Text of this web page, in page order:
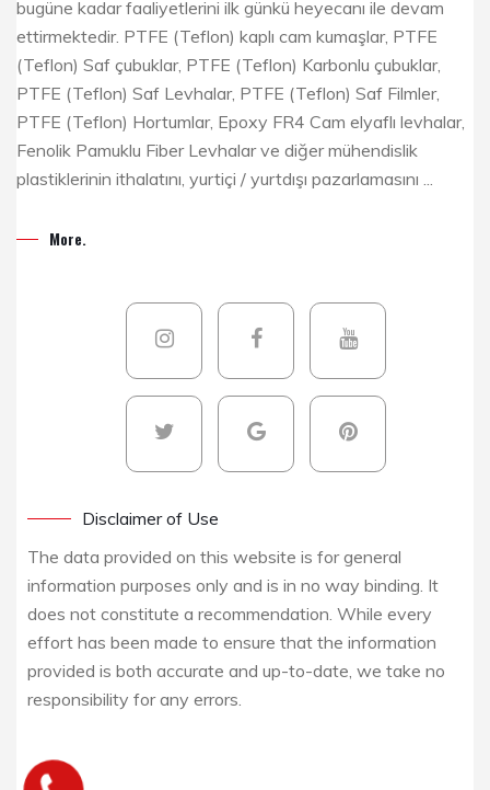
bugüne kadar faaliyetlerini ilk günkü heyecanı ile devam
ettirmektedir. PTFE (Teflon) kaplı cam kumaşlar, PTFE
(Teflon) Saf çubuklar, PTFE (Teflon) Karbonlu çubuklar,
PTFE (Teflon) Saf Levhalar, PTFE (Teflon) Saf Filmler,
PTFE (Teflon) Hortumlar, Epoxy FR4 Cam elyaflı levhalar,
Fenolik Pamuklu Fiber Levhalar ve diğer mühendislik
plastiklerinin ithalatını, yurtiçi / yurtdışı pazarlamasını ...
More.
Disclaimer of Use
The data provided on this website is for general
information purposes only and is in no way binding. It
does not constitute a recommendation. While every
effort has been made to ensure that the information
provided is both accurate and up-to-date, we take no
responsibility for any errors.